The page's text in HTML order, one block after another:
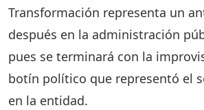
Transformación representa un
después en la administración
pues se terminará con la
botín político que representó el
en la entidad.